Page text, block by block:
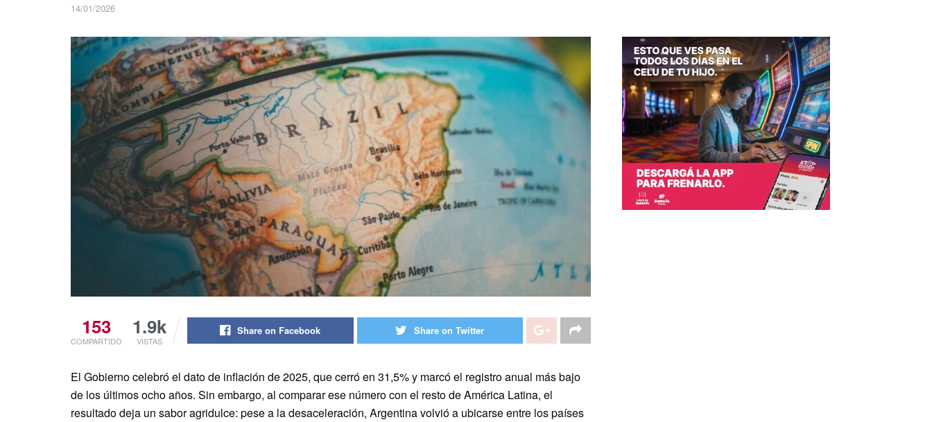
14/01/2026
153
COMPARTIDO
1.9k
VISTAS
Share on Facebook Share on Twitter
El Gobierno celebró el dato de inflación de 2025, que cerró en 31,5% y marcó el registro anual más bajo
de los últimos ocho años. Sin embargo, al comparar ese número con el resto de América Latina, el
resultado deja un sabor agridulce: pese a la desaceleración, Argentina volvió a ubicarse entre los países